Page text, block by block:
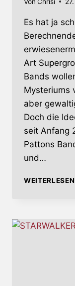
Es hat ja
Art
Bands
Mysteriums
aber
Doch die
seit Anfang
Pattons
und…
WEITERLESEN